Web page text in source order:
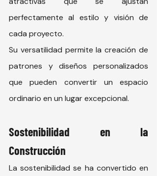
perfectamente al estilo y visión de
cada proyecto.
Su versatilidad permite la creación de
patrones y diseños personalizados
que pueden convertir un espacio
ordinario en un lugar excepcional.
Sostenibilidad en la
Construcción
La sostenibilidad se ha convertido en